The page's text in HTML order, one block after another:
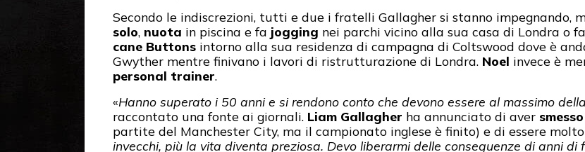
Secondo le indiscrezioni, tutti e due i fratelli Gallagher si stanno impegnando,
solo, nuota in piscina e fa jogging nei parchi vicino alla sua casa di Londra o
cane Buttons intorno alla sua residenza di campagna di Coltswood dove è
Gwyther mentre finivano i lavori di ristrutturazione di Londra. Noel invece è
personal trainer.
«Hanno superato i 50 anni e si rendono conto che devono essere al massimo
raccontato una fonte ai giornali. Liam Gallagher ha annunciato di aver
partite del Manchester City, ma il campionato inglese è finito) e di essere
invecchi, più la vita diventa preziosa. Devo liberarmi delle conseguenze di anni